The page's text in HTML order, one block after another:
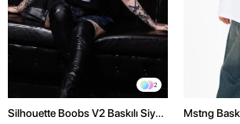
2
Silhouette Boobs V2 Baskılı Siyah
Mstng